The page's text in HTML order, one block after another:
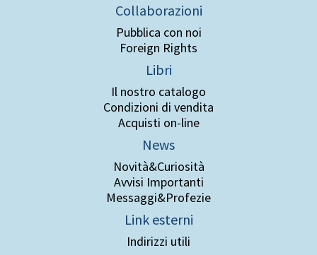
Collaborazioni
Pubblica con noi
Foreign Rights
Libri
Il nostro catalogo
Condizioni di vendita
Acquisti on-line
News
Novità&Curiosità
Avvisi Importanti
Messaggi&Profezie
Link esterni
Indirizzi utili